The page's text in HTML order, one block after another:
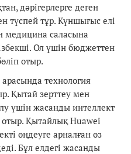
дәрігерлерге деген
түспей тұр. Күншығыс елі
медицина саласына
Ол үшін бюджеттен
отыр.
арасында технология
Қытай зерттеу мен
үшін жасанды интеллект
отыр. Қытайлық Huawei
өңдеуге арналған өз
Бұл елдегі жасанды